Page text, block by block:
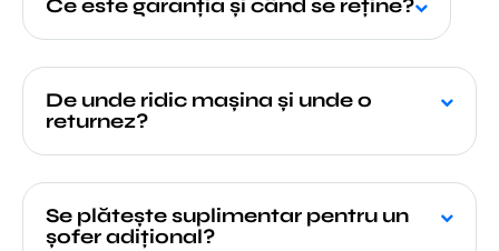
Ce este garanția și când se reține?
De unde ridic mașina și unde o
returnez?
Se plătește suplimentar pentru un
șofer adițional?